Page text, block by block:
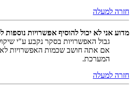
חזרה למעלה
מדוע אני לא יכול להוסיף אפשרויות נוספות
גבול האפשרויות בסקר נקבע ע"י
אם אתה חושב שכמות האפשרויות
המערכת.
חזרה למעלה